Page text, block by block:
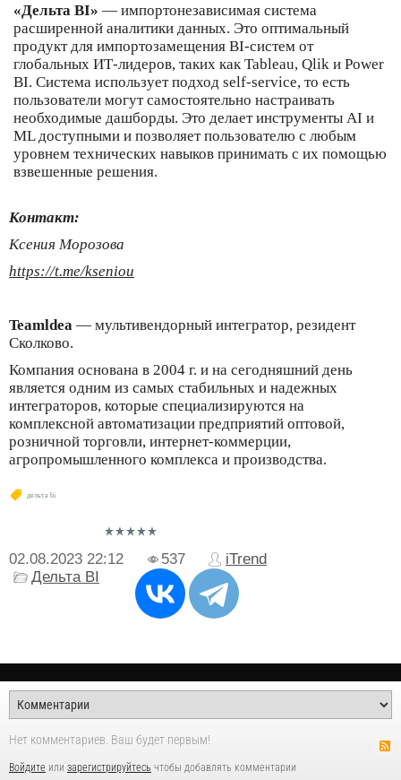
«Дельта BI» — импортонезависимая система
расширенной аналитики данных. Это оптимальный
продукт для импортозамещения BI-систем от
глобальных ИТ-лидеров, таких как Tableau, Qlik и Power
BI. Система использует подход self-service, то есть
пользователи могут самостоятельно настраивать
необходимые дашборды. Это делает инструменты AI и
ML доступными и позволяет пользователю с любым
уровнем технических навыков принимать с их помощью
взвешенные решения.
Контакт:
Ксения Морозова
https://t.me/kseniou
Teamldea — мультивендорный интегратор, резидент
Сколково.
Компания основана в 2004 г. и на сегодняшний день
является одним из самых стабильных и надежных
интеграторов, которые специализируются на
комплексной автоматизации предприятий оптовой,
розничной торговли, интернет-коммерции,
агропромышленного комплекса и производства.
дельта bi
02.08.2023 22:12 537
iTrend
Дельта BI
Нет комментариев. Ваш будет первым!
Войдите или зарегистрируйтесь чтобы добавлять комментарии